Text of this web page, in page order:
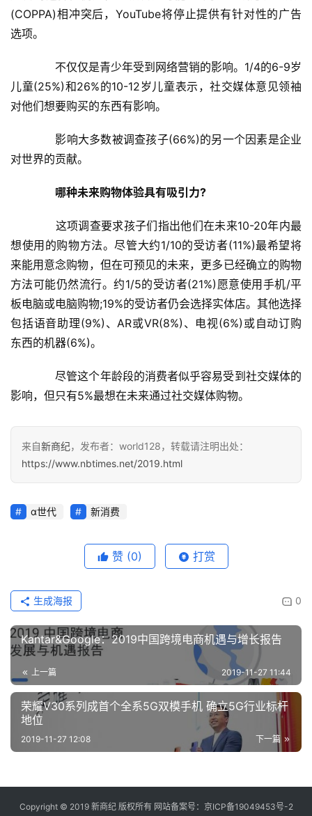
科
技
创
新
商
专
栏
(COPPA)相冲突后，YouTube将停止提供有针对性的广告
选项。
不仅仅是青少年受到网络营销的影响。1/4的6-9岁
儿童(25%)和26%的10-12岁儿童表示，社交媒体意见领袖
对他们想要购买的东西有影响。
影响大多数被调查孩子(66%)的另一个因素是企业
对世界的贡献。
哪种未来购物体验具有吸引力?
这项调查要求孩子们指出他们在未来10-20年内最
想使用的购物方法。尽管大约1/10的受访者(11%)最希望将
来能用意念购物，但在可预见的未来，更多已经确立的购物
方法可能仍然流行。约1/5的受访者(21%)愿意使用手机/平
板电脑或电脑购物;19%的受访者仍会选择实体店。其他选择
包括语音助理(9%)、AR或VR(8%)、电视(6%)或自动订购
东西的机器(6%)。
尽管这个年龄段的消费者似乎容易受到社交媒体的
影响，但只有5%最想在未来通过社交媒体购物。
来自新商纪，发布者：world128，转载请注明出处：
https://www.nbtimes.net/2019.html
α世代 新消费
赞 (0) 打赏
0
生成海报
Kantar&Google：2019中国跨境电商机遇与增长报告
上一篇 2019-11-27 11:44
荣耀V30系列成首个全系5G双模手机 确立5G行业标杆
地位
下一篇
2019-11-27 12:08
Copyright © 2019 新商纪版权所有 网站备案号： 京ICP备19049453号-2